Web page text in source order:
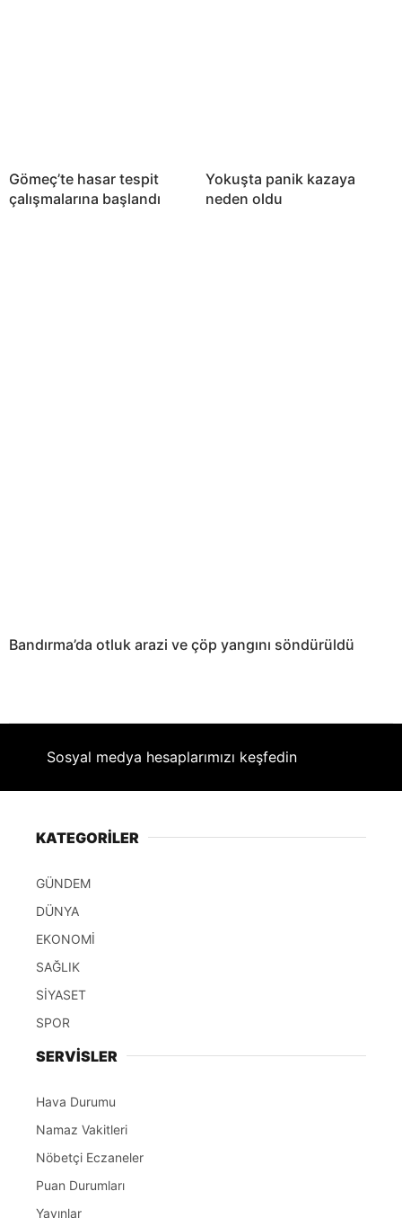
Gömeç’te hasar tespit
çalışmalarına başlandı
Yokuşta panik kazaya
neden oldu
Bandırma’da otluk arazi ve çöp yangını söndürüldü
Sosyal medya hesaplarımızı keşfedin
KATEGORİLER
GÜNDEM
DÜNYA
EKONOMİ
SAĞLIK
SİYASET
SPOR
SERVİSLER
Hava Durumu
Namaz Vakitleri
Nöbetçi Eczaneler
Puan Durumları
Yayınlar